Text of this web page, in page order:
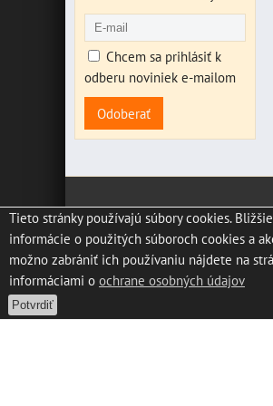
Chcem sa prihlásiť k
odberu noviniek e-mailom
Odoberať
Tieto stránky používajú súbory cookies. Bližšie
informácie o použitých súboroch cookies a
možno zabrániť ich používaniu nájdete na
informáciami o ochrane osobných údajov
Potvrdiť